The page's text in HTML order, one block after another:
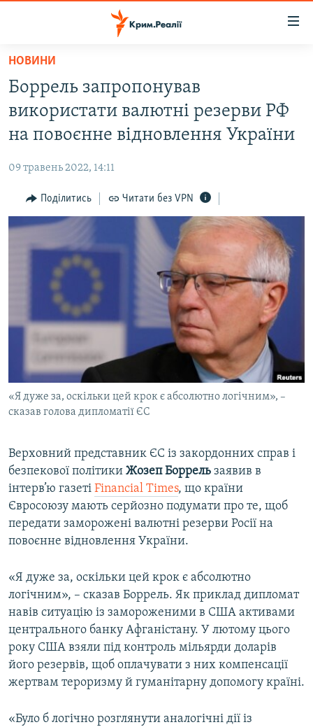
Перейти
основного
матеріалу
до
основної
навігації
Перейти
до
пошуку
ВОДА.КРИМ
ВІДЕО ТА ФОТО
БЛОГИ
ПОГЛЯД
ІНТЕРВ'Ю
ВСЕ ЗА ДЕНЬ
СПЕЦПРОЕКТИ
ДЕПОРТАЦІЯ
ВІДЕОУРОКИ «ELIFBE»
СВІДЧЕННЯ ОКУПАЦІЇ
УКРАЇНСЬКА ПРОБЛЕМА КРИМУ
ІНФОГРАФІКА
ЯК ОБІЙТИ БЛОКУВАННЯ
Русский
Qırımtatar
ДОЛУЧАЙСЯ!
Усі сайти RFE/RL
НОВИНИ
Боррель запропонував
використати валютні резерви РФ
на повоєнне відновлення України
09 травень 2022, 14:11
Поділитись Читати без VPN
«Я дуже за, оскільки цей крок є абсолютно логічним», –
сказав голова дипломатії ЄС
Верховний представник ЄС із закордонних справ і
безпекової політики Жозеп Боррель заявив в
інтерв’ю газеті Financial Times, що країни
Євросоюзу мають серйозно подумати про те, щоб
передати заморожені валютні резерви Росії на
повоєнне відновлення України.
«Я дуже за, оскільки цей крок є абсолютно
логічним», – сказав Боррель. Як приклад дипломат
навів ситуацію із замороженими в США активами
центрального банку Афганістану. У лютому цього
року США взяли під контроль мільярди доларів
його резервів, щоб оплачувати з них компенсації
жертвам тероризму й гуманітарну допомогу країні.
«Було б логічно розглянути аналогічні дії із